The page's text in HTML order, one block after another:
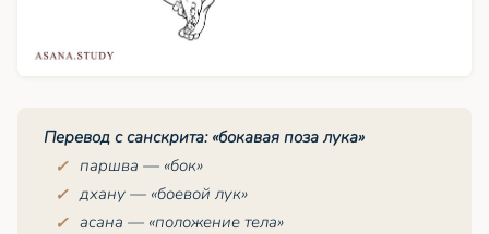
Перевод с санскрита: «бокавая поза лука»
паршва — «бок»
дхану — «боевой лук»
асана — «положение тела»